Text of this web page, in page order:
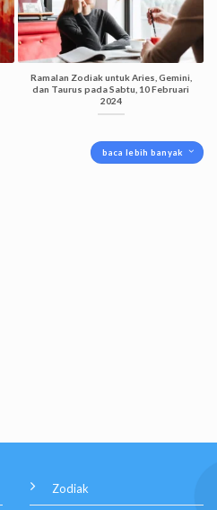
Ramalan Zodiak untuk Aries, Gemini,
dan Taurus pada Sabtu, 10 Februari
2024
baca lebih banyak
Zodiak